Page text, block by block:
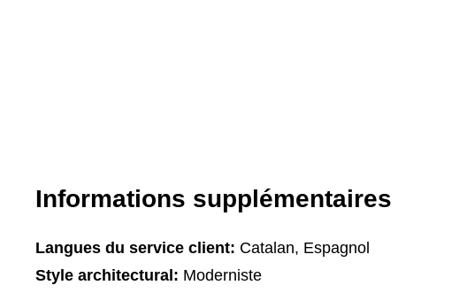
Informations supplémentaires
Langues du service client: Catalan, Espagnol
Style architectural: Moderniste